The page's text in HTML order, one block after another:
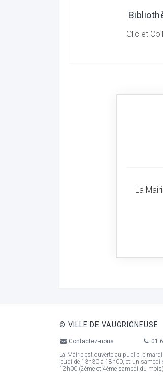
Clic et
La
© VILLE DE VAUGRIGNEUSE
Contactez-nous
01
La Mairie est ouverte au public le
jeudi de 13h30 à 18h00, et un samedi
12h00 (2ème et 4ème samedi du